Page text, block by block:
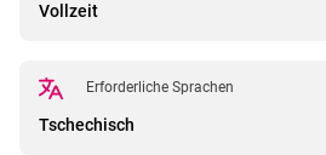
Vollzeit
Erforderliche Sprachen
Tschechisch